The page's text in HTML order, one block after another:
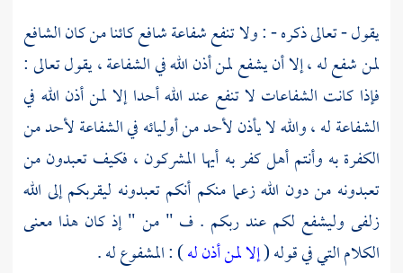
يقول - تعالى ذكره - : ولا تنفع شفاعة شافع كائنا من كان الشافع
لمن شفع له ، إلا أن يشفع لمن أذن الله في الشفاعة ، يقول تعالى :
فإذا كانت الشفاعات لا تنفع عند الله أحدا إلا لمن أذن الله في
الشفاعة له ، والله لا يأذن لأحد من أوليائه في الشفاعة لأحد من
الكفرة به وأنتم أهل كفر به أيها المشركون ، فكيف تعبدون من
تعبدونه من دون الله زعما منكم أنكم تعبدونه ليقربكم إلى الله
زلفى وليشفع لكم عند ربكم . ف " من " إذ كان هذا معنى
الكلام التي في قوله (إلا لمن أذن له) : المشفوع له .